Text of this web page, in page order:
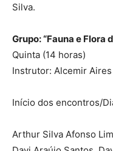
Silva.
Grupo: “Fauna e Flora
Quinta (14 horas)
Instrutor:
Início dos encontros/
Arthur Silva Afonso